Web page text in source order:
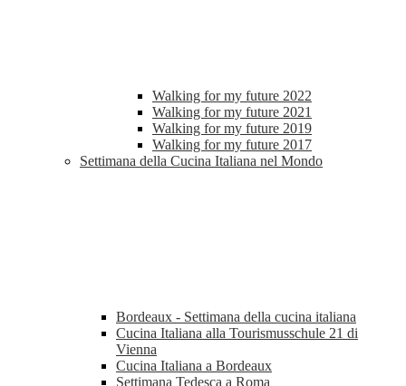
Walking for my future 2022
Walking for my future 2021
Walking for my future 2019
Walking for my future 2017
Settimana della Cucina Italiana nel Mondo
Bordeaux - Settimana della cucina italiana
Cucina Italiana alla Tourismusschule 21 di
Vienna
Cucina Italiana a Bordeaux
Settimana Tedesca a Roma